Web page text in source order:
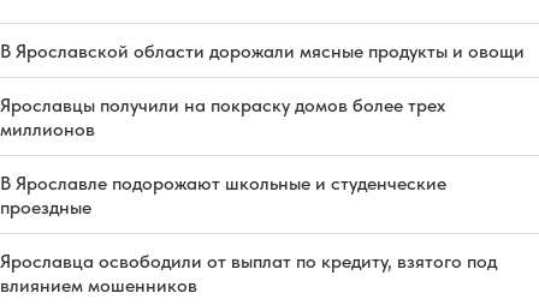
В Ярославской области дорожали мясные продукты и овощи
Ярославцы получили на покраску домов более трех
миллионов
В Ярославле подорожают школьные и студенческие
проездные
Ярославца освободили от выплат по кредиту, взятого под
влиянием мошенников